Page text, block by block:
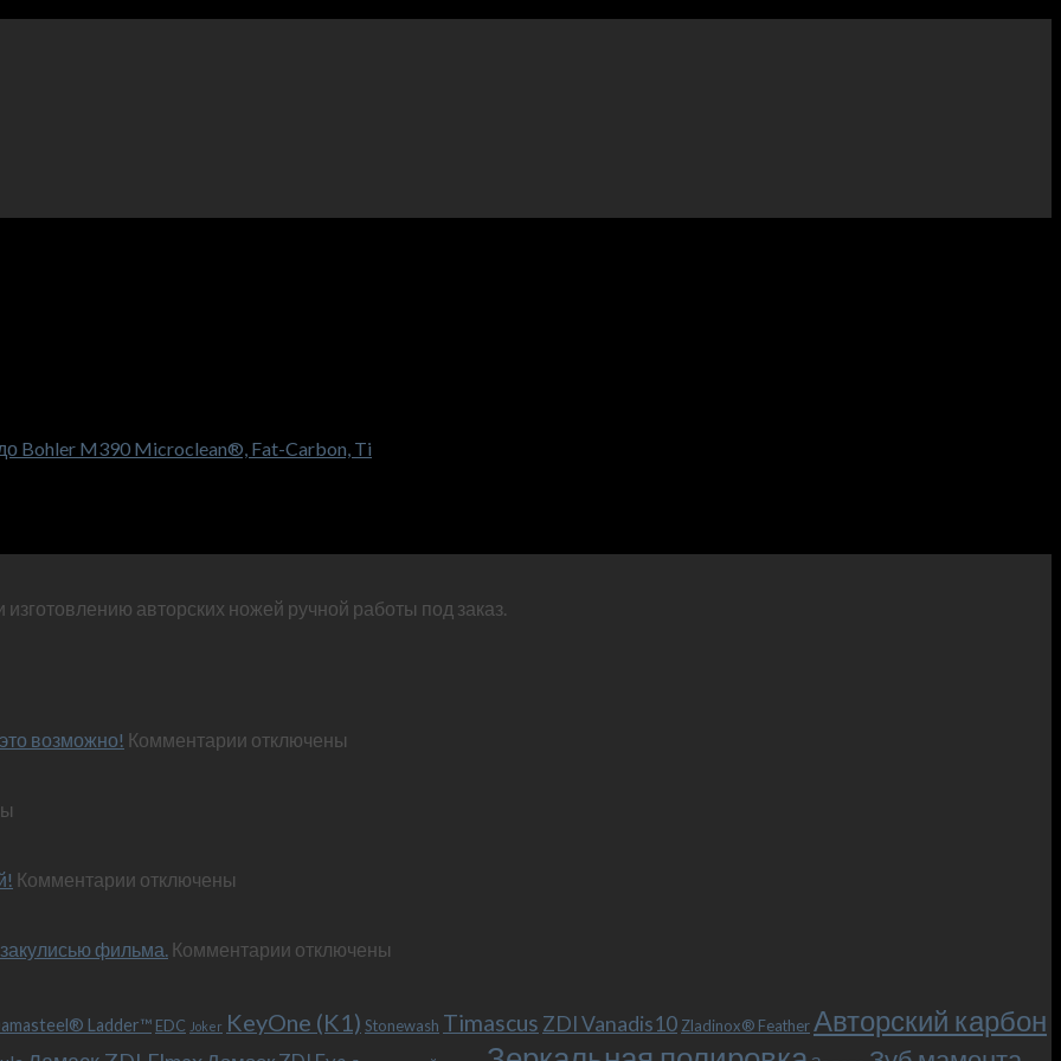
Bohler M390 Microclean®, Fat-Carbon, Ti
авторских ножей ручной работы под заказ.
возможно! Комментарии к
это
отключены
Комментарии к
«Фродо».
больстером
отключены
фильма. Комментарии к
Макс
(Mad
отключены
Ladder™ EDC Joker KeyOne (K1) Stonewash Timascus ZDI Vanadis10 Zladinox® FeatherАвторский карбон